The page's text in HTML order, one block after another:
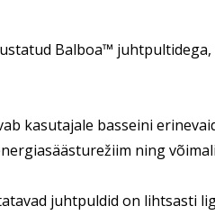
Balboa™
kasutajale basseini
ning
juhtpuldid on lihtsasti